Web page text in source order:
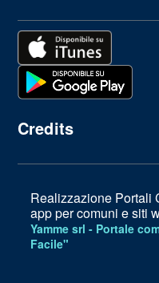
Credits
Realizzazione Portali
app per comuni e siti
Yamme srl - Portale
Facile"